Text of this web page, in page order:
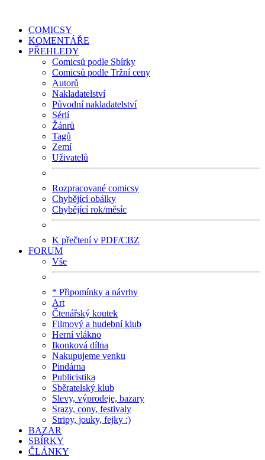
COMICSY
KOMENTÁŘE
PŘEHLEDY
Comicsů podle Sbírky
Comicsů podle Tržní ceny
Autorů
Nakladatelství
Původní nakladatelství
Sérií
Žánrů
Tagů
Zemí
Uživatelů
Rozpracované comicsy
Chybějící obálky
Chybějící rok/měsíc
K přečtení v PDF/CBZ
FORUM
Vše
* Připomínky a návrhy
Art
Čtenářský koutek
Filmový a hudební klub
Herní vlákno
Ikonková dílna
Nakupujeme venku
Pindárna
Publicistika
Sběratelský klub
Slevy, výprodeje, bazary
Srazy, cony, festivaly
Stripy, jouky, fejky :)
BAZAR
SBÍRKY
ČLÁNKY